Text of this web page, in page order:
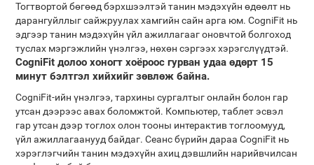
Тогтвортой бөгөөд бэрхшээлтэй танин мэдэхүйн өдөөлт нь
дарангуйллыг сайжруулах хамгийн сайн арга юм. CogniFit нь
эдгээр танин мэдэхүйн үйл ажиллагааг оновчтой болгоход
туслах мэргэжлийн үнэлгээ, нөхөн сэргээх хэрэгслүүдтэй.
CogniFit долоо хоногт хоёроос гурван удаа өдөрт 15
минут бэлтгэл хийхийг зөвлөж байна.
CogniFit-ийн үнэлгээ, тархины сургалтыг онлайн болон гар
утсан дээрээс авах боломжтой. Компьютер, таблет эсвэл
гар утсан дээр тоглох олон тооны интерактив тоглоомууд,
үйл ажиллагаанууд байдаг. Сеанс бүрийн дараа CogniFit нь
хэрэглэгчийн танин мэдэхүйн ахиц дэвшлийн нарийвчилсан